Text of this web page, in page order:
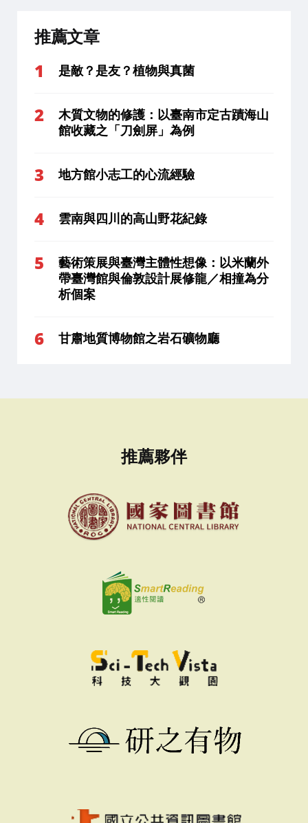
推薦文章
是敵？是友？植物與真菌
木質文物的修護：以臺南市定古蹟海山
館收藏之「刀劍屏」為例
地方館小志工的心流經驗
雲南與四川的高山野花紀錄
藝術策展與臺灣主體性想像：以米蘭外
帶臺灣館與倫敦設計展修龍／相撞為分
析個案
甘肅地質博物館之岩石礦物廳
推薦夥伴